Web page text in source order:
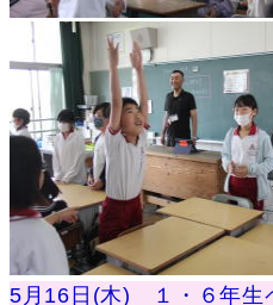
5月16日(木) １・６年生